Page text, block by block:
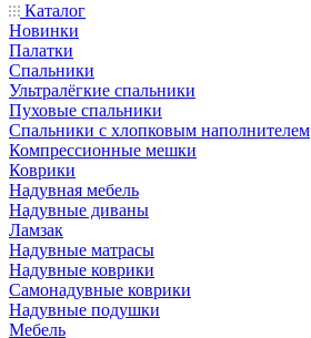
Каталог
Новинки
Палатки
Спальники
Ультралёгкие спальники
Пуховые спальники
Спальники с хлопковым наполнителем
Компрессионные мешки
Коврики
Надувная мебель
Надувные диваны
Ламзак
Надувные матрасы
Надувные коврики
Самонадувные коврики
Надувные подушки
Мебель